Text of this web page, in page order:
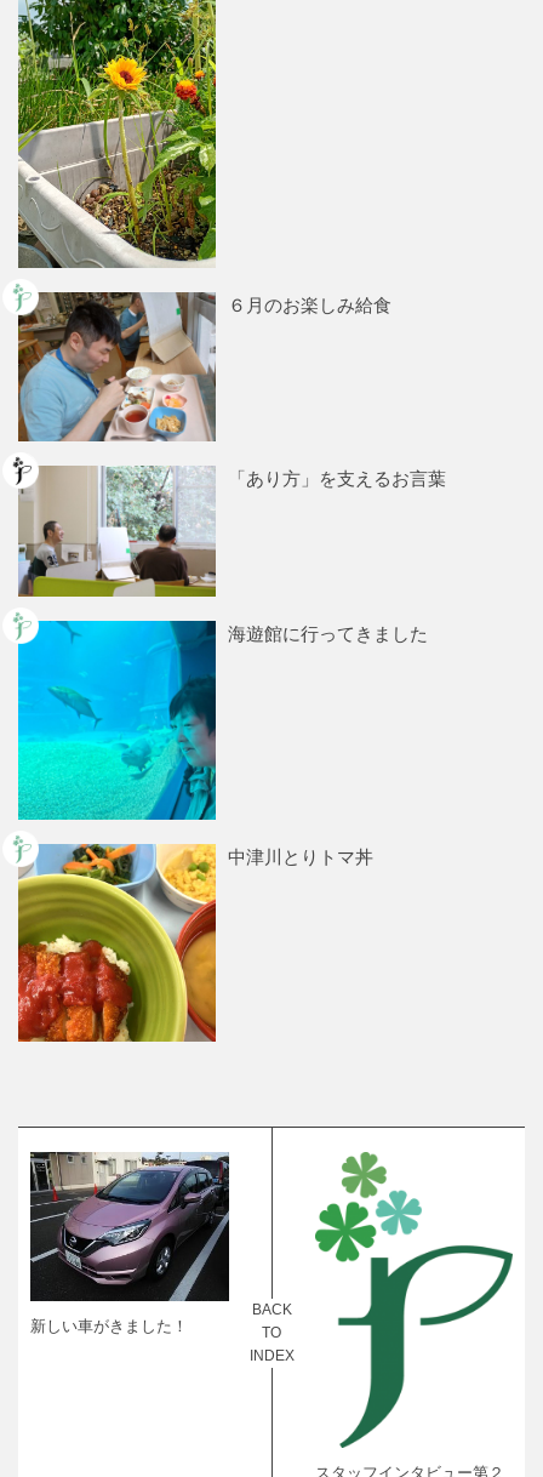
６月のお楽しみ給食
「あり方」を支えるお言葉
海遊館に行ってきました
中津川とりトマ丼
新しい車がきました！
BACK
TO
INDEX
スタッフインタビュー第２